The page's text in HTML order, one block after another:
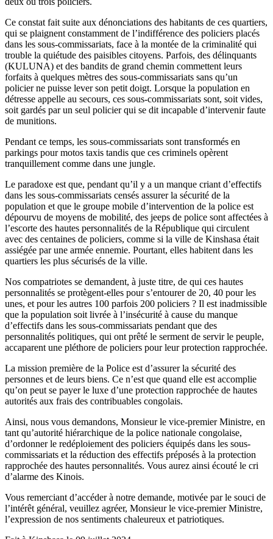
Ce constat fait suite aux dénonciations des habitants de ces quartiers,
qui se plaignent constamment de l’indifférence des policiers placés
dans les sous-commissariats, face à la montée de la criminalité qui
trouble la quiétude des paisibles citoyens. Parfois, des délinquants
(KULUNA) et des bandits de grand chemin commettent leurs
forfaits à quelques mètres des sous-commissariats sans qu’un
policier ne puisse lever son petit doigt. Lorsque la population en
détresse appelle au secours, ces sous-commissariats sont, soit vides,
soit gardés par un seul policier qui se dit incapable d’intervenir faute
de munitions.
Pendant ce temps, les sous-commissariats sont transformés en
parkings pour motos taxis tandis que ces criminels opèrent
tranquillement comme dans une jungle.
Le paradoxe est que, pendant qu’il y a un manque criant d’effectifs
dans les sous-commissariats censés assurer la sécurité de la
population et que le groupe mobile d’intervention de la police est
dépourvu de moyens de mobilité, des jeeps de police sont affectées à
l’escorte des hautes personnalités de la République qui circulent
avec des centaines de policiers, comme si la ville de Kinshasa était
assiégée par une armée ennemie. Pourtant, elles habitent dans les
quartiers les plus sécurisés de la ville.
Nos compatriotes se demandent, à juste titre, de qui ces hautes
personnalités se protègent-elles pour s’entourer de 20, 40 pour les
unes, et pour les autres 100 parfois 200 policiers ? Il est inadmissible
que la population soit livrée à l’insécurité à cause du manque
d’effectifs dans les sous-commissariats pendant que des
personnalités politiques, qui ont prêté le serment de servir le peuple,
accaparent une pléthore de policiers pour leur protection rapprochée.
La mission première de la Police est d’assurer la sécurité des
personnes et de leurs biens. Ce n’est que quand elle est accomplie
qu’on peut se payer le luxe d’une protection rapprochée de hautes
autorités aux frais des contribuables congolais.
Ainsi, nous vous demandons, Monsieur le vice-premier Ministre, en
tant qu’autorité hiérarchique de la police nationale congolaise,
d’ordonner le redéploiement des policiers équipés dans les sous-
commissariats et la réduction des effectifs préposés à la protection
rapprochée des hautes personnalités. Vous aurez ainsi écouté le cri
d’alarme des Kinois.
Vous remerciant d’accéder à notre demande, motivée par le souci de
l’intérêt général, veuillez agréer, Monsieur le vice-premier Ministre,
l’expression de nos sentiments chaleureux et patriotiques.